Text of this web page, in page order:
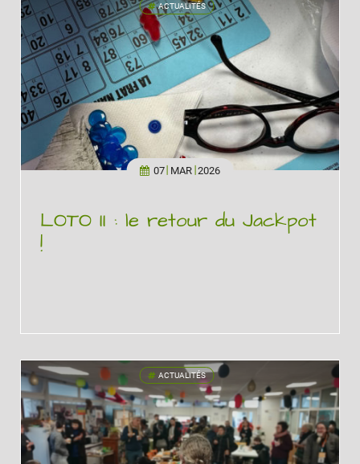
ACTUALITÉS '
07 MAR 2026
LOTO II : le retour du Jackpot
!
ACTUALITÉS '